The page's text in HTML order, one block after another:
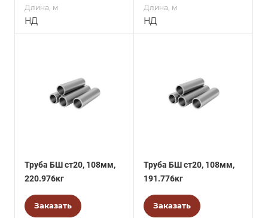
Длина, м
НД
Длина, м
НД
Труба БШ ст20, 108мм,
220.976кг
Заказать
Труба БШ ст20, 108мм,
191.776кг
Заказать